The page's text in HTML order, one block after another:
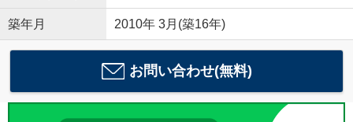
築年月 2010年 3月(築16年)
お問い合わせ(無料)